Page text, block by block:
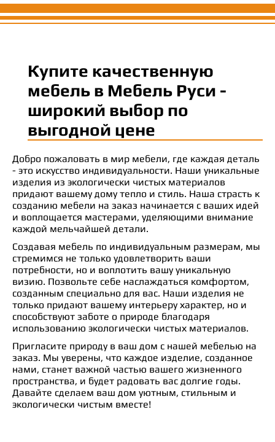
Купите качественную
мебель в Мебель Руси -
широкий выбор по
выгодной цене
Добро пожаловать в мир мебели, где каждая деталь
- это искусство индивидуальности. Наши уникальные
изделия из экологически чистых материалов
придают вашему дому тепло и стиль. Наша страсть к
созданию мебели на заказ начинается с ваших идей
и воплощается мастерами, уделяющими внимание
каждой мельчайшей детали.
Создавая мебель по индивидуальным размерам, мы
стремимся не только удовлетворить ваши
потребности, но и воплотить вашу уникальную
визию. Позвольте себе наслаждаться комфортом,
созданным специально для вас. Наши изделия не
только придают вашему интерьеру характер, но и
способствуют заботе о природе благодаря
использованию экологически чистых материалов.
Пригласите природу в ваш дом с нашей мебелью на
заказ. Мы уверены, что каждое изделие, созданное
нами, станет важной частью вашего жизненного
пространства, и будет радовать вас долгие годы.
Давайте сделаем ваш дом уютным, стильным и
экологически чистым вместе!